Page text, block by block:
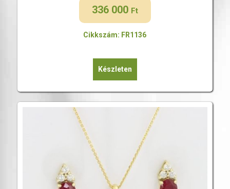
336 000 Ft
Cikkszám: FR1136
Készleten